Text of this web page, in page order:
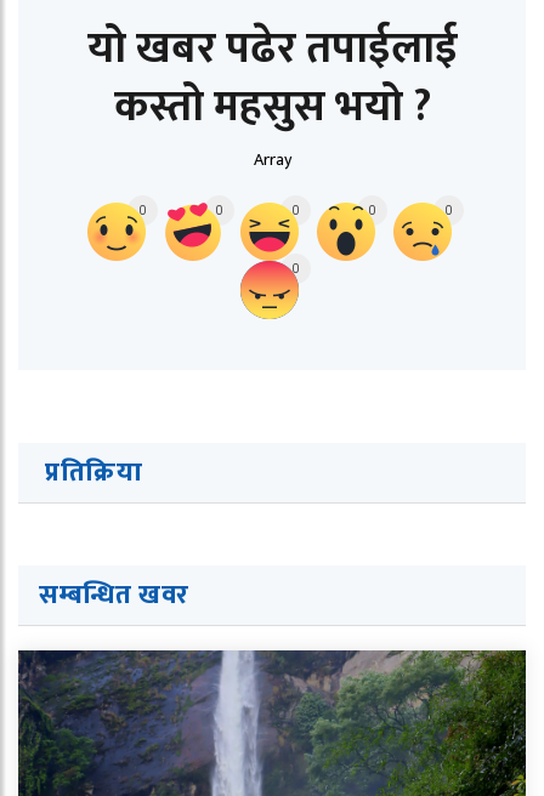
यो खबर पढेर तपाईलाई
कस्तो महसुस भयो ?
Array
0 0 0 0 0
0
प्रतिक्रिया
सम्बन्धित खवर